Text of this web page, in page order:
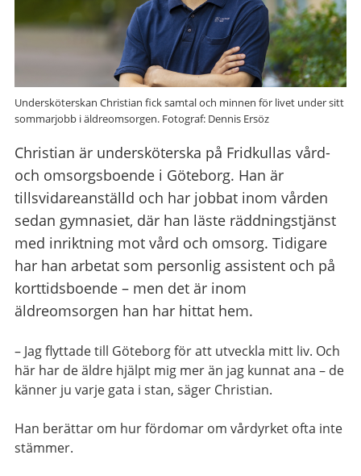
Undersköterskan Christian fick samtal och minnen för livet under sitt
sommarjobb i äldreomsorgen. Fotograf: Dennis Ersöz
Christian är undersköterska på Fridkullas vård-
och omsorgsboende i Göteborg. Han är
tillsvidareanställd och har jobbat inom vården
sedan gymnasiet, där han läste räddningstjänst
med inriktning mot vård och omsorg. Tidigare
har han arbetat som personlig assistent och på
korttidsboende – men det är inom
äldreomsorgen han har hittat hem.
– Jag flyttade till Göteborg för att utveckla mitt liv. Och
här har de äldre hjälpt mig mer än jag kunnat ana – de
känner ju varje gata i stan, säger Christian.
Han berättar om hur fördomar om vårdyrket ofta inte
stämmer.